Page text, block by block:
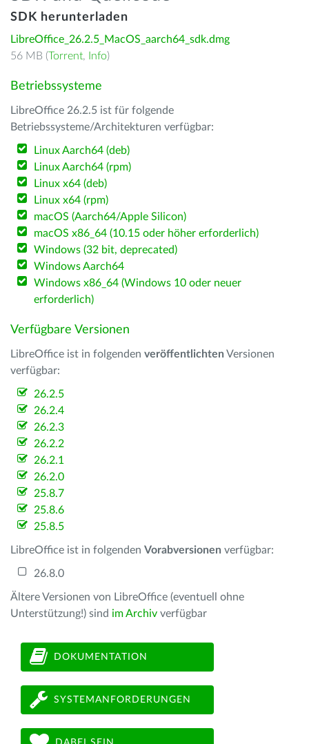
SDK herunterladen
LibreOffice_26.2.5_MacOS_aarch64_sdk.dmg
56 MB (Torrent, Info)
Betriebssysteme
LibreOffice 26.2.5 ist für folgende
Betriebssysteme/Architekturen verfügbar:
Linux Aarch64 (deb)
Linux Aarch64 (rpm)
Linux x64 (deb)
Linux x64 (rpm)
macOS (Aarch64/Apple Silicon)
macOS x86_64 (10.15 oder höher erforderlich)
Windows (32 bit, deprecated)
Windows Aarch64
Windows x86_64 (Windows 10 oder neuer
erforderlich)
Verfügbare Versionen
LibreOffice ist in folgenden veröffentlichten Versionen
verfügbar:
26.2.5
26.2.4
26.2.3
26.2.2
26.2.1
26.2.0
25.8.7
25.8.6
25.8.5
LibreOffice ist in folgenden Vorabversionen verfügbar:
26.8.0
Ältere Versionen von LibreOffice (eventuell ohne
Unterstützung!) sind im Archiv verfügbar
DOKUMENTATION
SYSTEMANFORDERUNGEN